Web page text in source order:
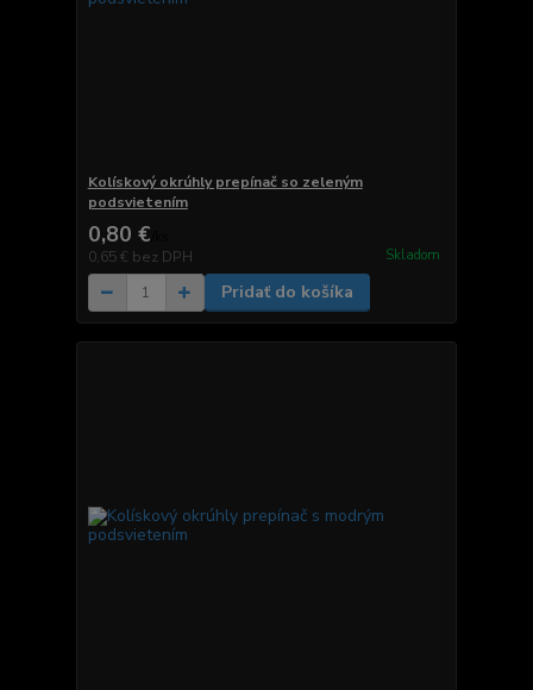
Kolískový okrúhly prepínač so zeleným
podsvietením
0,80 €
0,65 € bez DPH Skladom
Pridať do košíka